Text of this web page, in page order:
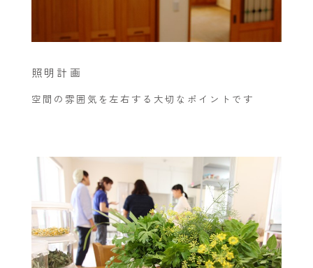
照明計画
空間の雰囲気を左右する大切なポイントです